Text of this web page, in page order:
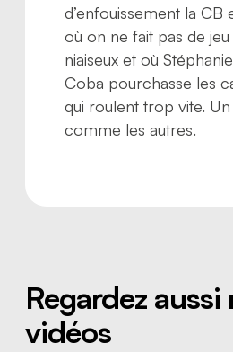
d’enfouissement la CB
où on ne fait pas de
niaiseux et où
Coba pourchasse les
qui roulent trop vite.
comme les autres.
Regardez
vidéos